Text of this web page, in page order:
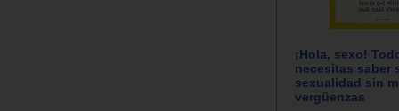
¡Hola, sexo!
necesitas saber
sexualidad sin
vergüenzas